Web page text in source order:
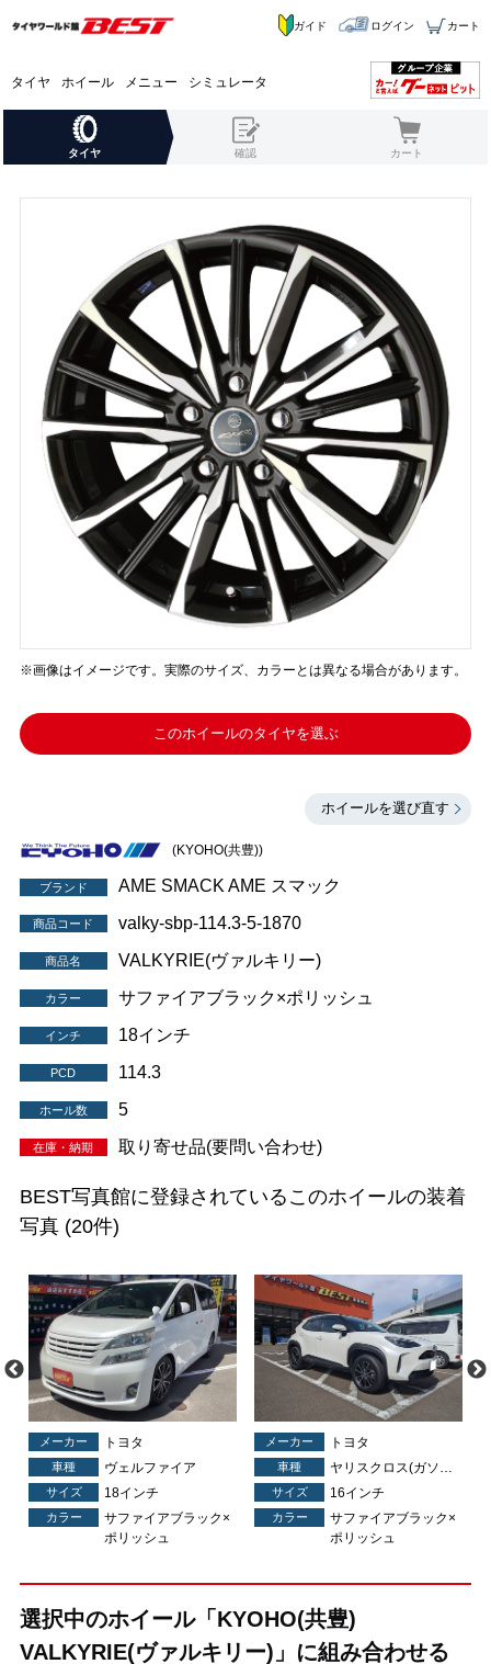
タイヤ ホイール メニュー シミュレータ
ガイド ログイン カート
タイヤ 確認 カート
※画像はイメージです。実際のサイズ、カラーとは異なる場合があります。
このホイールのタイヤを選ぶ
ホイールを選び直す
(KYOHO(共豊))
ブランド AME SMACK AME スマック
商品コード valky-sbp-114.3-5-1870
商品名 VALKYRIE(ヴァルキリー)
カラー サファイアブラック×ポリッシュ
インチ 18インチ
PCD 114.3
ホール数 5
在庫・納期 取り寄せ品(要問い合わせ)
BEST写真館に登録されているこのホイールの装着
写真(20件)
メーカー トヨタ
車種 ヴェルファイア
サイズ 18インチ
カラー
サファイアブラック×
ポリッシュ
メーカー トヨタ
車種 ヤリスクロス(ガソリン)(ハイブリッド)
サイズ 16インチ
カラー
サファイアブラック×
ポリッシュ
選択中のホイール「KYOHO(共豊)
VALKYRIE(ヴァルキリー)」に組み合わせる